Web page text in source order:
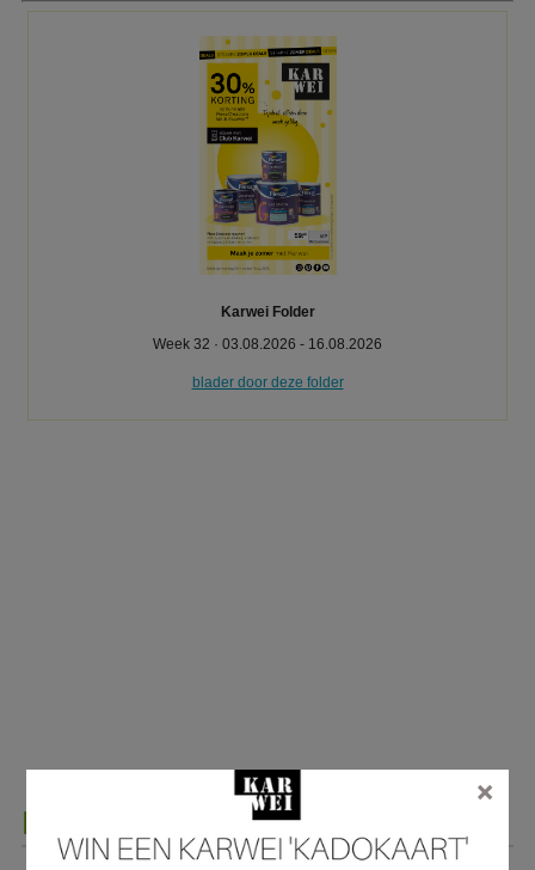
Karwei Folder
Week 32 · 03.08.2026 - 16.08.2026
blader door deze folder
Karwei folder van vorige week
×